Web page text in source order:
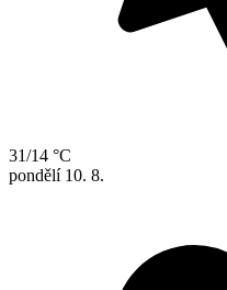
31/14 °C
pondělí 10. 8.